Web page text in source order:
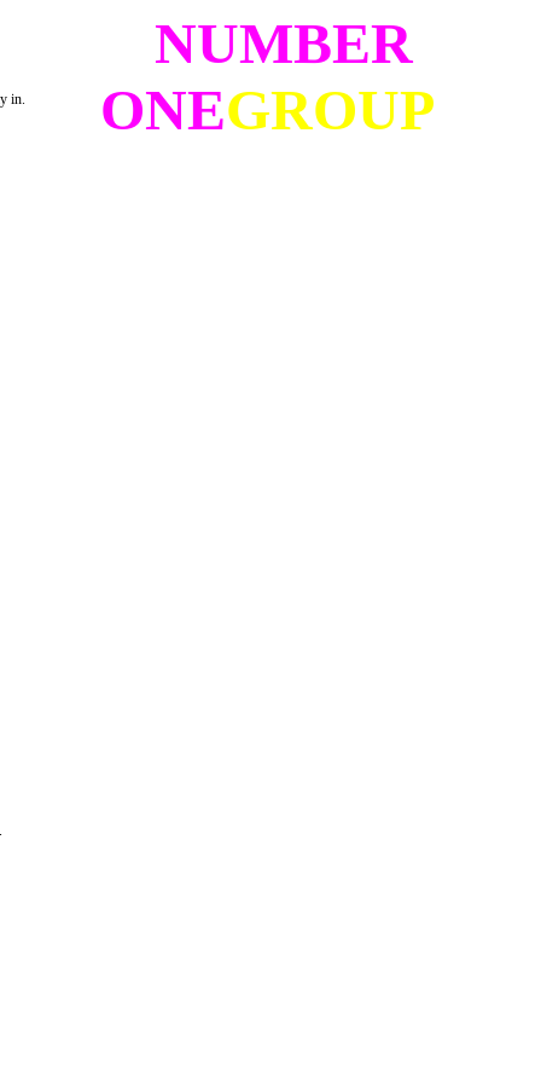
in.
NUMBER
ONEGROUP